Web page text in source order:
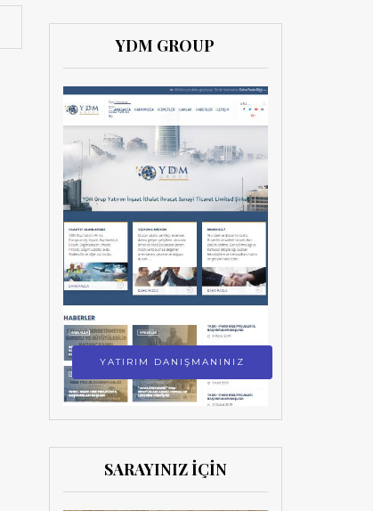
YDM GROUP
YATIRIM DANIŞMANINIZ
SARAYINIZ İÇİN